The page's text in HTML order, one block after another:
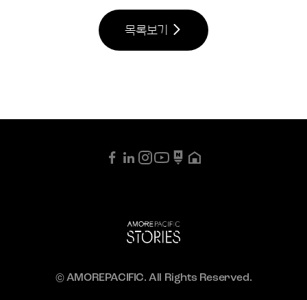
목록보기
© AMOREPACIFIC. All Rights Reserved.